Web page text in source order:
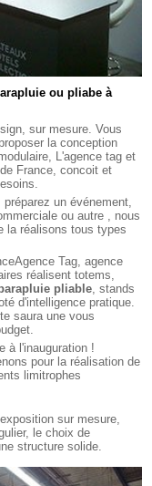
ou pliabe à
sur mesure. Vous
la conception
L'agence tag et
France, concoit et
un événement,
ou autre , nous
la réalisons tous types
Tag, agence
réalisent totems,
pliable , stands
d'intelligence pratique.
saura une vous
à l'inauguration !
pour la réalisation de
limitrophes
sur mesure,
le choix de
structure solide.